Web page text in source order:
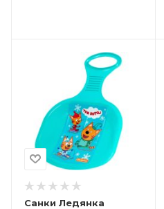
Санки Ледянка